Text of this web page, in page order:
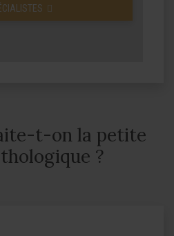
t-on la petite
?